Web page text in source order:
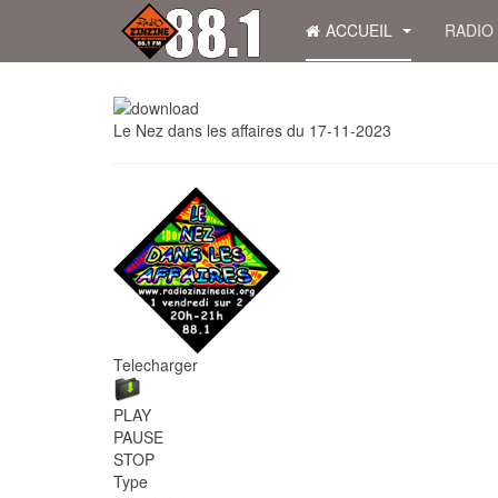
ACCUEIL
Le Nez dans les affaires du 17-11-2023
Telecharger
PLAY
PAUSE
STOP
Type